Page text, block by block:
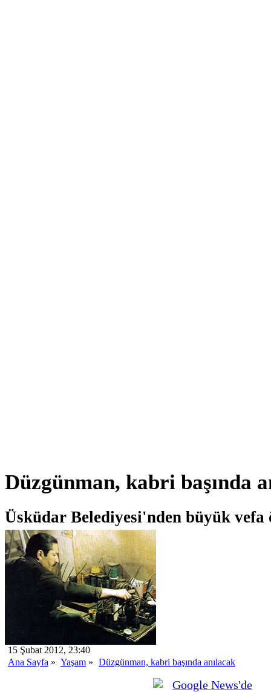
Düzgünman, kabri başında
Üsküdar Belediyesi'nden büyük vefa
15 Şubat 2012, 23:40
Ana Sayfa » Yaşam » Düzgünman, kabri başında anılacak